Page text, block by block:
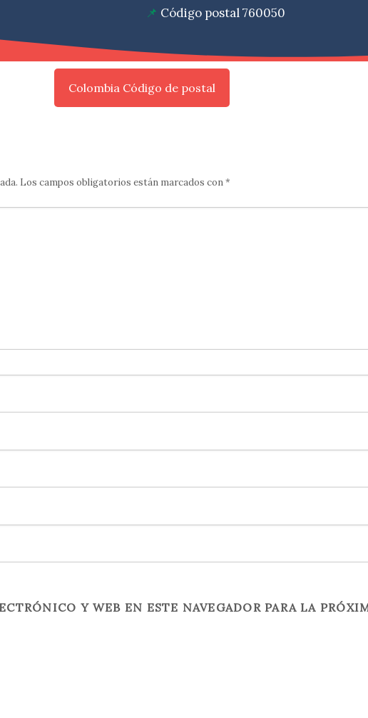
Código postal 760050
Colombia Código de postal
Los campos obligatorios están marcados con*
Y WEB EN ESTE NAVEGADOR PARA LA